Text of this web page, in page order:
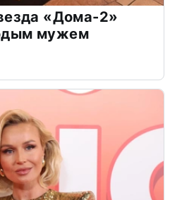
«Дома-2»
мужем